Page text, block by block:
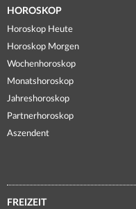
HOROSKOP
Horoskop Heute
Horoskop Morgen
Wochenhoroskop
Monatshoroskop
Jahreshoroskop
Partnerhoroskop
Aszendent
FREIZEIT